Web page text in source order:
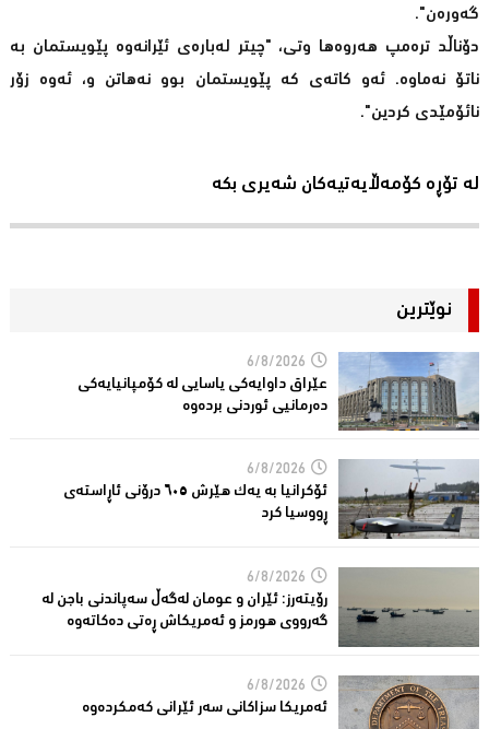
گەورەن".
دۆناڵد ترەمپ هه‌روه‌ها وتی، "چیتر لەبارەی ئێرانەوە پێویستمان بە
ناتۆ نەماوە. ئەو کاتەی کە پێویستمان بوو نەهاتن و، ئەوە زۆر
نائۆمێدی کردین".
لە تۆڕە کۆمەڵایەتیەکان شەیری بکە
نوێترین
6/8/2026
عێراق داوایەکی یاسایی لە کۆمپانیایه‌كی
دەرمانیى ئوردنی بردەوە
6/8/2026
ئۆکرانیا بە یەک هێرش ٦٠٥ درۆنی ئاڕاستەى
ڕووسیا کرد
6/8/2026
رۆیتەرز: ئێران و عومان لەگەڵ سەپاندنی باجن لە
گەرووی هورمز و ئەمریکاش ڕەتی دەکاتەوە
6/8/2026
ئه‌مریكا سزاكانی سه‌ر ئێرانی كه‌مكرده‌وه‌